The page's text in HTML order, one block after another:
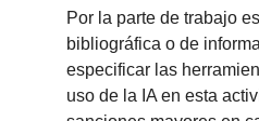
Por la parte de trabajo
bibliográfica o de
especificar las
uso de la IA en esta